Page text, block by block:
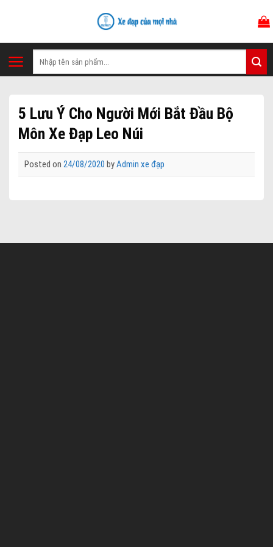
Tìm
kiếm:
5 Lưu Ý Cho Người Mới Bắt Đầu Bộ
Môn Xe Đạp Leo Núi
Posted on 24/08/2020 byAdmin xe đạp